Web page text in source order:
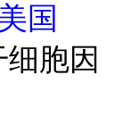
美国
胞因